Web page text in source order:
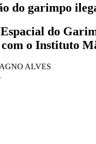
do garimpo
do
o Instituto